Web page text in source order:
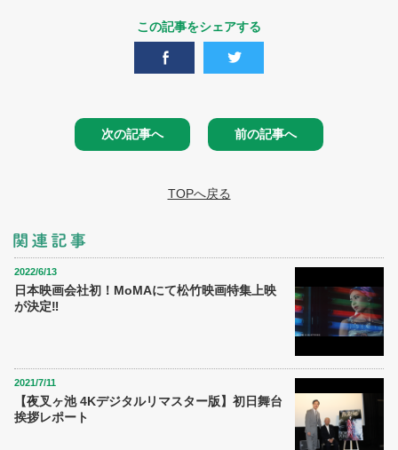
この記事をシェアする
次の記事へ 前の記事へ
TOPへ戻る
2022/6/13
日本映画会社初！MoMAにて松竹映画特集上映
が決定‼
2021/7/11
【夜叉ヶ池 4Kデジタルリマスター版】初日舞台
挨拶レポート